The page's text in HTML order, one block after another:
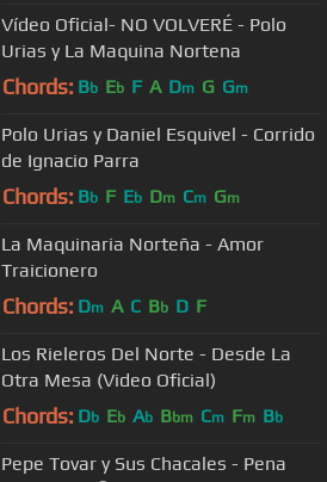
Vídeo Oficial- NO VOLVERÉ - Polo
Urias y La Maquina Nortena
Chords: Bb Eb F A Dm G Gm
Polo Urias y Daniel Esquivel - Corrido
de Ignacio Parra
Chords: Bb F Eb Dm Cm Gm
La Maquinaria Norteña - Amor
Traicionero
Chords: Dm A C Bb D F
Los Rieleros Del Norte - Desde La
Otra Mesa (Video Oficial)
Chords: Db Eb Ab Bbm Cm Fm Bb
Pepe Tovar y Sus Chacales - Pena